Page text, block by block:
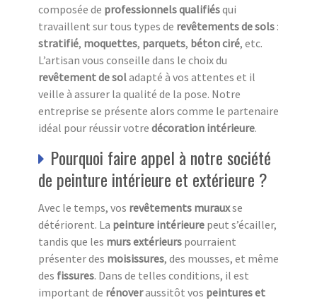
composée de professionnels qualifiésqui
travaillent sur tous types de revêtements de sols :
stratifié, moquettes, parquets, béton ciré, etc.
L’artisan vous conseille dans le choix du
revêtement de soladapté à vos attentes et il
veille à assurer la qualité de la pose. Notre
entreprise se présente alors comme le partenaire
idéal pour réussir votre décoration intérieure.
Pourquoi faire appel à notre société
de peinture intérieure et extérieure ?
Avec le temps, vos revêtements murauxse
détériorent. La peinture intérieure peut s’écailler,
tandis que les murs extérieurs pourraient
présenter des moisissures, des mousses, et même
des fissures. Dans de telles conditions, il est
important de rénoveraussitôt vos peintures et